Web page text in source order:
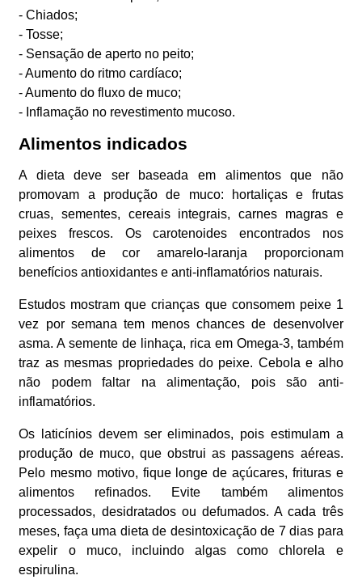
- Chiados;
- Tosse;
- Sensação de aperto no peito;
- Aumento do ritmo cardíaco;
- Aumento do fluxo de muco;
- Inflamação no revestimento mucoso.
Alimentos indicados
A dieta deve ser baseada em alimentos que não
promovam a produção de muco: hortaliças e frutas
cruas, sementes, cereais integrais, carnes magras e
peixes frescos. Os carotenoides encontrados nos
alimentos de cor amarelo-laranja proporcionam
benefícios antioxidantes e anti-inflamatórios naturais.
Estudos mostram que crianças que consomem peixe 1
vez por semana tem menos chances de desenvolver
asma. A semente de linhaça, rica em Omega-3, também
traz as mesmas propriedades do peixe. Cebola e alho
não podem faltar na alimentação, pois são anti-
inflamatórios.
Os laticínios devem ser eliminados, pois estimulam a
produção de muco, que obstrui as passagens aéreas.
Pelo mesmo motivo, fique longe de açúcares, frituras e
alimentos refinados. Evite também alimentos
processados, desidratados ou defumados. A cada três
meses, faça uma dieta de desintoxicação de 7 dias para
expelir o muco, incluindo algas como chlorela e
espirulina.